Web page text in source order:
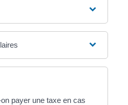
payer une taxe en cas